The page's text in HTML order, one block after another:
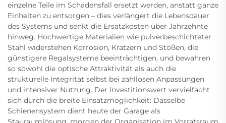
einzelne Teile im Schadensfall ersetzt werden, anstatt ganze
Einheiten zu entsorgen – dies verlängert die Lebensdauer
des Systems und senkt die Ersatzkosten über Jahrzehnte
hinweg. Hochwertige Materialien wie pulverbeschichteter
Stahl widerstehen Korrosion, Kratzern und Stößen, die
günstigere Regalsysteme beeinträchtigen, und bewahren
so sowohl die optische Attraktivität als auch die
strukturelle Integrität selbst bei zahllosen Anpassungen
und intensiver Nutzung. Der Investitionswert vervielfacht
sich durch die breite Einsatzmöglichkeit: Dasselbe
Schienensystem dient heute der Garage als